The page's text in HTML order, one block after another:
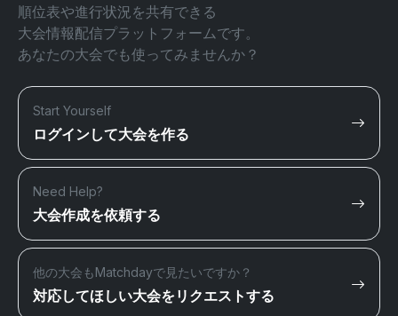
順位表や進行状況を共有できる
大会情報配信プラットフォームです。
あなたの大会でも使ってみませんか？
Start Yourself
ログインして大会を作る
Need Help?
大会作成を依頼する
他の大会もMatchdayで見たいですか？
対応してほしい大会をリクエストする